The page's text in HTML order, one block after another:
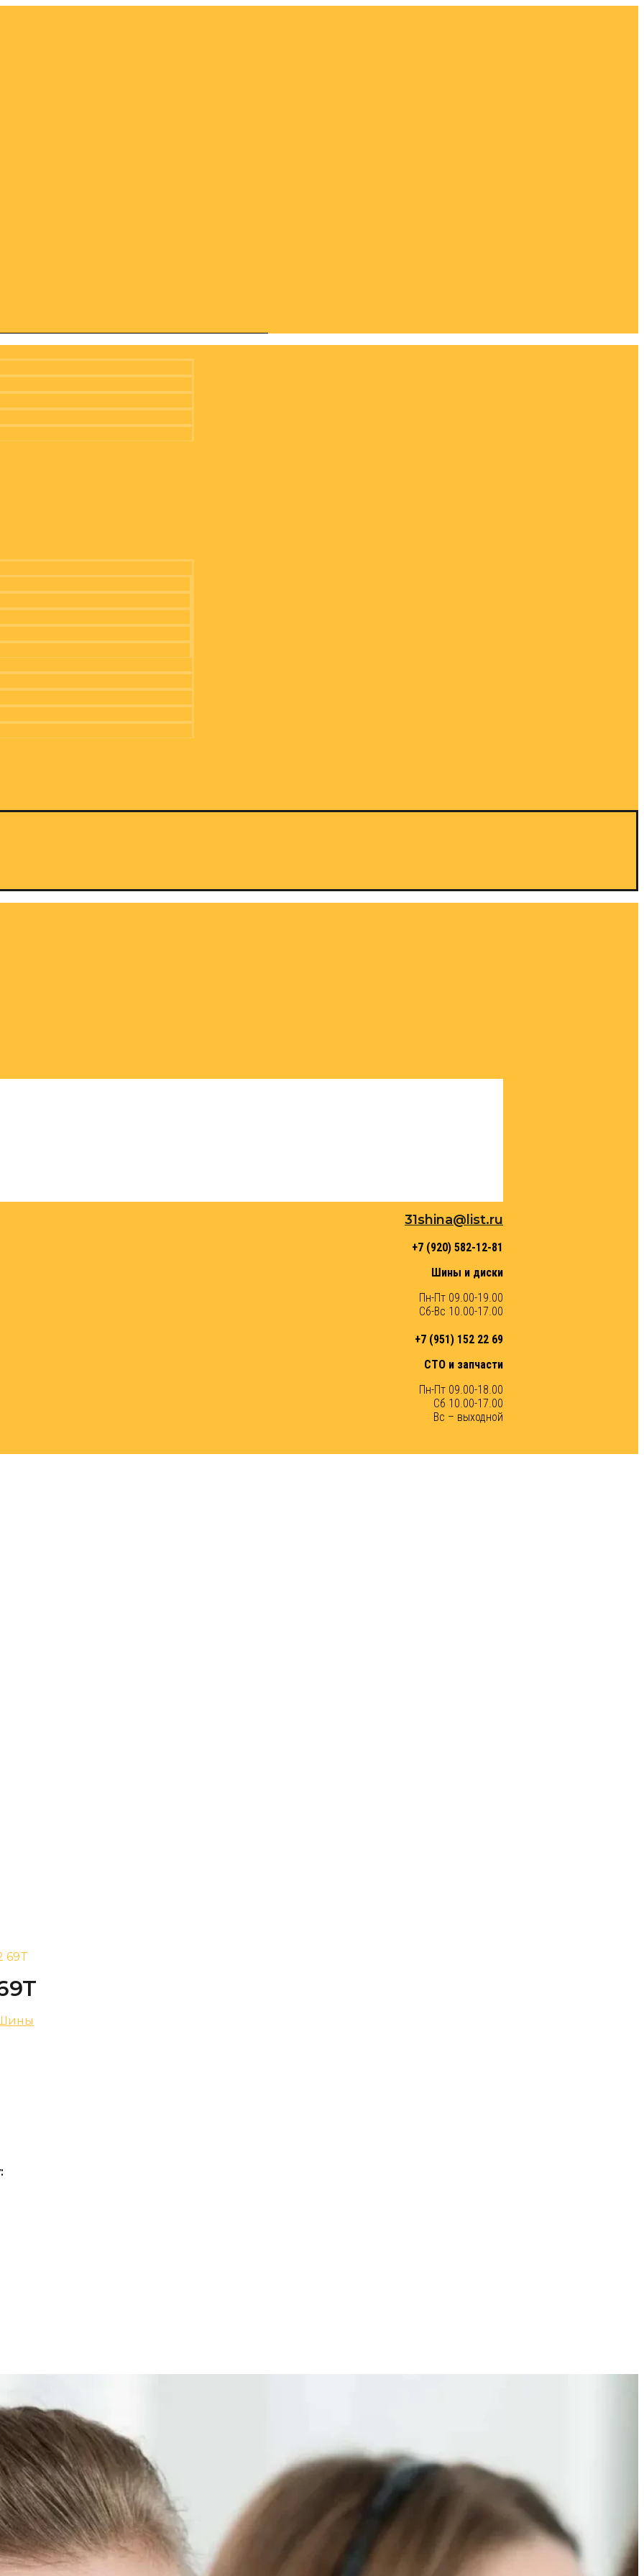
31shina@list.ru
+7 (920) 582-12-81
Шины и диски
Пн-Пт 09.00-19.00
Сб-Вс 10.00-17.00
+7 (951) 152 22 69
СТО и запчасти
Пн-Пт 09.00-18.00
Сб 10.00-17.00
Вс – выходной
69T